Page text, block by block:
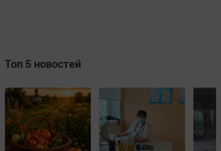
Топ 5 новостей